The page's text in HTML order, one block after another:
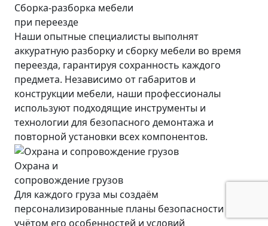
Сборка-разборка мебели
при переезде
Наши опытные специалисты выполнят
аккуратную разборку и сборку мебели во время
переезда, гарантируя сохранность каждого
предмета. Независимо от габаритов и
конструкции мебели, наши профессионалы
используют подходящие инструменты и
технологии для безопасного демонтажа и
повторной установки всех компонентов.
Охрана и
сопровождение грузов
Для каждого груза мы создаём
персонализированные планы безопасности с
учётом его особенностей и условий